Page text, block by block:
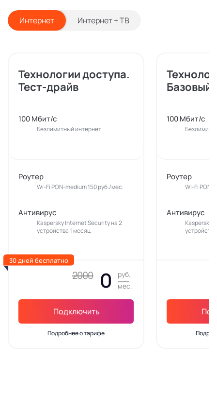
Интернет Интернет + ТВ
Технологии доступа.
Тест-драйв
100 Мбит/с
Безлимитный интернет
Роутер
Wi-Fi PON-medium 150 руб./мес.
Антивирус
Kaspersky Internet Security на 2
устройства 1 месяц
2000 0
руб.
мес.
Подключить
Подробнее о тарифе
30 дней бесплатно
Базовый
100 Мбит/с
Роутер
Wi-Fi PON-
Антивирус
Kaspersky